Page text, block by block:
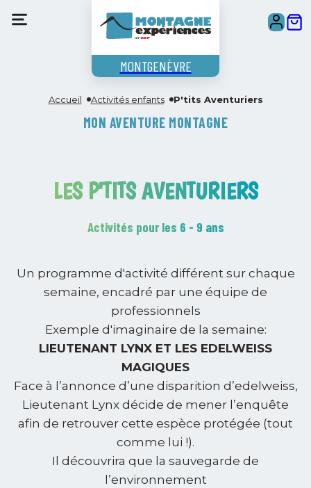
MONTGENÈVRE
Accueil Activités enfants P'tits Aventuriers
MON AVENTURE MONTAGNE
LES P'TITS AVENTURIERS
Activités pour les 6 - 9 ans
Un programme d'activité différent sur chaque
semaine, encadré par une équipe de
professionnels
Exemple d'imaginaire de la semaine:
LIEUTENANT LYNX ET LES EDELWEISS
MAGIQUES
Face à l’annonce d’une disparition d’edelweiss,
Lieutenant Lynx décide de mener l’enquête
afin de retrouver cette espèce protégée (tout
comme lui !).
Il découvrira que la sauvegarde de
l’environnement